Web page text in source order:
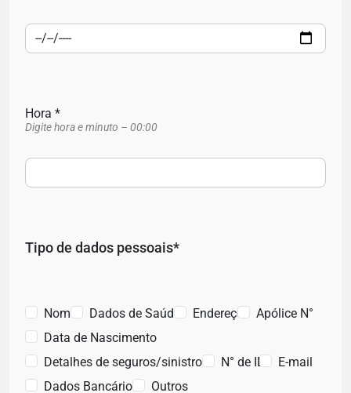
Hora *
Digite hora e minuto – 00:00
Tipo de dados pessoais*
Nome Dados de Saúde Endereço
Apólice N°
Data de Nascimento
Detalhes de seguros/sinistros
N° de ID
E-mail
Dados Bancários
Outros